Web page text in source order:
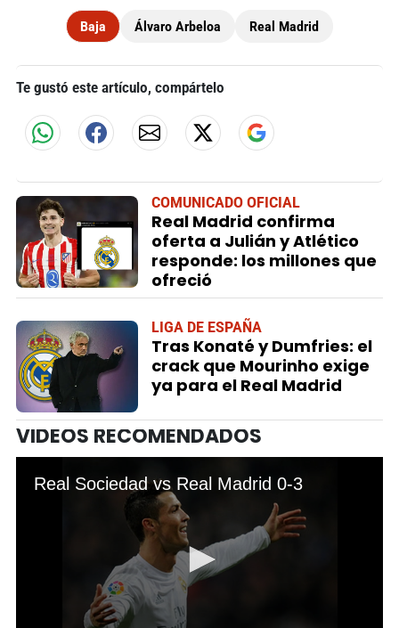
Baja Álvaro Arbeloa Real Madrid
Te gustó este artículo, compártelo
COMUNICADO OFICIAL
Real Madrid confirma
oferta a Julián y Atlético
responde: los millones que
ofreció
LIGA DE ESPAÑA
Tras Konaté y Dumfries: el
crack que Mourinho exige
ya para el Real Madrid
VIDEOS RECOMENDADOS
Real Sociedad vs Real Madrid 0-3